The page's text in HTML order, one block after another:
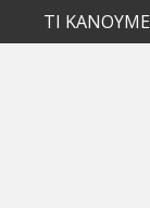
TI KANOYME